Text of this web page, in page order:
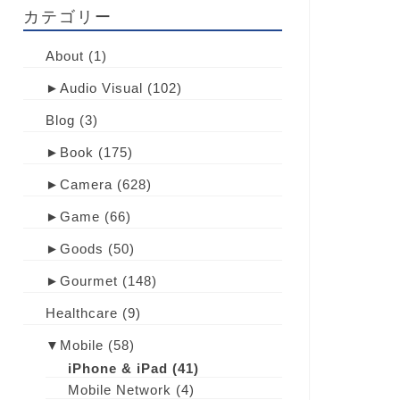
カテゴリー
About (1)
► Audio Visual (102)
Blog (3)
► Book (175)
► Camera (628)
► Game (66)
► Goods (50)
► Gourmet (148)
Healthcare (9)
▼ Mobile (58)
iPhone & iPad (41)
Mobile Network (4)